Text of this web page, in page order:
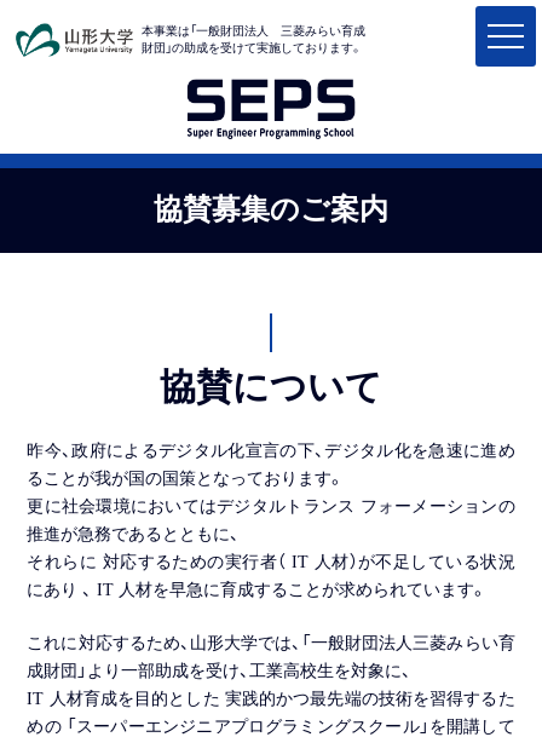
本事業は「一般財団法人 三菱みらい育成
財団」の助成を受けて実施しております。
協賛募集のご案内
協賛について
昨今、政府によるデジタル化宣言の下、デジタル化を急速に進め
ることが我が国の国策となっております。
更に社会環境においてはデジタルトランス フォーメーションの
推進が急務であるとともに、
それらに 対応するための実行者（ IT 人材）が不足している状況
にあり 、 IT 人材を早急に育成することが求められています。
これに対応するため、山形大学では、「一般財団法人三菱みらい育
成財団」より一部助成を受け、工業高校生を対象に、
IT 人材育成を目的とした 実践的かつ最先端の技術を習得するた
めの 「スーパーエンジニアプログラミングスクール」を開講して